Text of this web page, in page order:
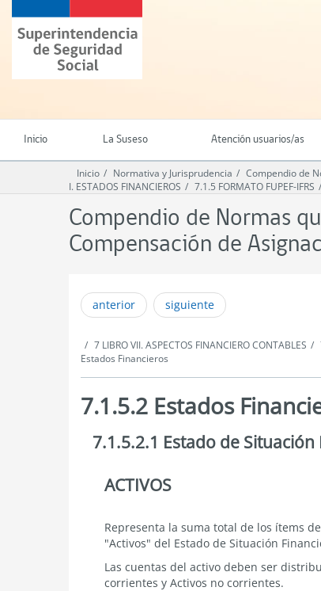
contenido
principal
Superintendencia
de
Seguridad
(SUSESO)
Chile
Inicio La Suseso Atención usuarios/as
Inicio Normativa y Jurisprudencia Compendio de
I. ESTADOS FINANCIEROS
7.1.5 FORMATO FUPEF-IFRS
Compendio de Normas
Compensación de
anterior siguiente
7 LIBRO VII. ASPECTOS FINANCIERO CONTABLES
Estados Financieros
7.1.5.2 Estados
7.1.5.2
Estados
7.1.5.2.1 Estado de
7.1.5.2.1
Estado
Situación
Financiera
Clasificado
ACTIVOS
Representa la suma total de los ítems
"Activos" del Estado de Situación
Las cuentas del activo deben ser
corrientes y Activos no corrientes.